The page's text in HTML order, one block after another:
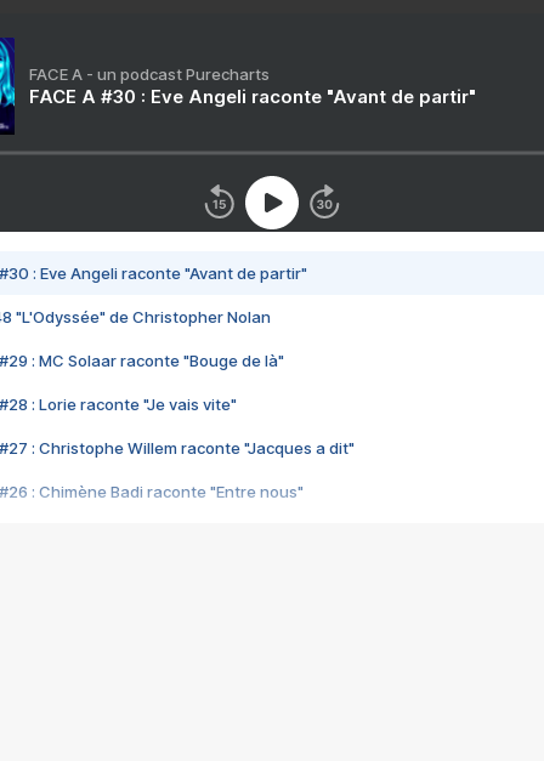
FACE A - un podcast Purecharts
FACE A #30 : Eve Angeli raconte "Avant de partir"
#30 : Eve Angeli raconte "Avant de partir"
"L'Odyssée" de Christopher Nolan
#29 : MC Solaar raconte "Bouge de là"
#28 : Lorie raconte "Je vais vite"
#27 : Christophe Willem raconte "Jacques a dit"
#26 : Chimène Badi raconte "Entre nous"